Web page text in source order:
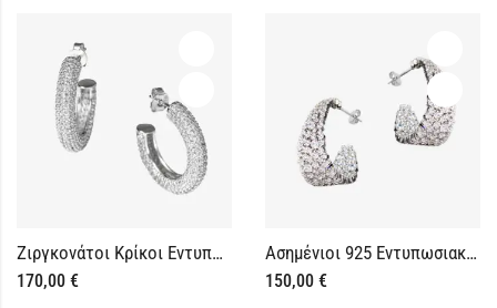
Ζιργκονάτοι Κρίκοι Εντυπωσιακοί από Ασήμι 925
170,00 €
Ασημένιοι 925 Εντυπωσιακοί Κρίκοι με Ζιργκόν
150,00 €